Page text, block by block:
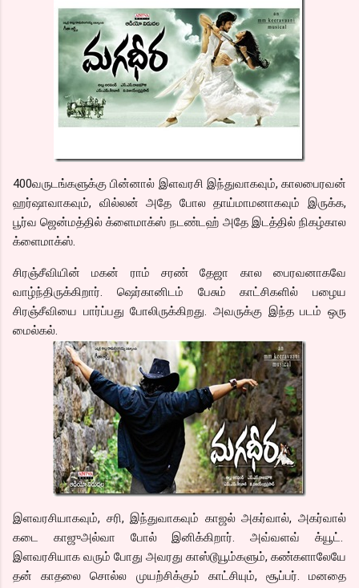
400வருடங்களுக்கு பின்னால் இளவரசி இந்துவாகவும், காலபைரவன்
ஹர்ஷாவாகவும், வில்லன் அதே போல தாய்மாமனாகவும் இருக்க,
பூர்வ ஜென்மத்தில் க்ளைமாக்ஸ் நடண்டஹ் அதே இடத்தில் நிகழ்கால
க்ளைமாக்ஸ்.
சிரஞ்சீவியின் மகன் ராம் சரண் தேஜா கால பைரவனாகவே
வாழ்ந்திருக்கிறார். ஷெர்கானிடம் பேசும் காட்சிகளில் பழைய
சிரஞ்சீவியை பார்ப்பது போலிருக்கிறது. அவருக்கு இந்த படம் ஒரு
மைல்கல்.
இளவரசியாகவும், சரி, இந்துவாகவும் காஜல் அகர்வால், அகர்வால்
கடை காஜுஅல்வா போல் இனிக்கிறார். அவ்வளவ் க்யூட்.
இளவரசியாக வரும் போது அவரது காஸ்டூயூம்களும், கண்களாலேயே
தன் காதலை சொல்ல முயற்சிக்கும் காட்சியும், சூப்பர். மனதை